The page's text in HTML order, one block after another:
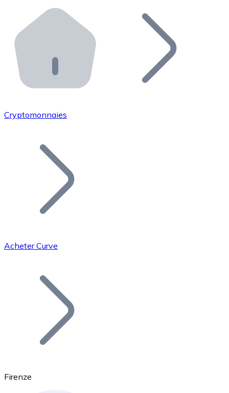
Distributeurs automatiques Bitnovo
Intégrez un ATM Bitnovo dans votre entreprise et
API Bitnovo
Intégrez notre API dans votre écosystème.
Rejoignez notre réseau de distributeurs et
Ajoutez le token de votre projet à notre service
Bitcoin
Cryptomonnaies
Acheter Curve
Firenze